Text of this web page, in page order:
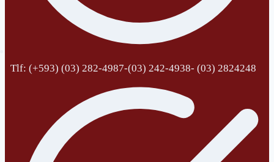
Tlf: (+593) (03) 282-4987-(03) 242-4938- (03) 2824248